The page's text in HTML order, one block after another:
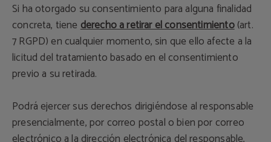
Si ha otorgado su consentimiento para alguna finalidad
concreta, tienederecho a retirar el consentimiento(art.
7 RGPD) en cualquier momento, sin que ello afecte a la
licitud del tratamiento basado en el consentimiento
previo a su retirada.
Podrá ejercer sus derechos dirigiéndose al responsable
presencialmente, por correo postal o bien por correo